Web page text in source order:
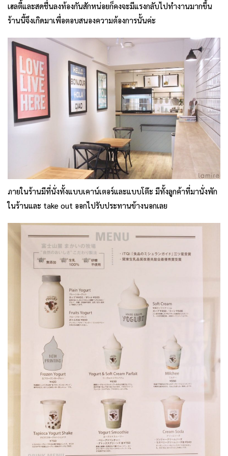
เฮลตี้และสดชื่นลงท้องกันสักหน่อยก็คงจะมีแรงกลับไปทำงานมากขึ้น
ร้านนี้จึงเกิดมาเพื่อตอบสนองความต้องการนั้นค่ะ
ภายในร้านมีที่นั่งทั้งแบบเคาน์เตอร์และแบบโต๊ะ มีทั้งลูกค้าที่มานั่งพัก
ในร้านและ take out ออกไปรับประทานข้างนอกเลย